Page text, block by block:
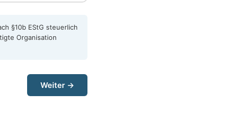
§10b EStG steuerlich
Organisation
Weiter →